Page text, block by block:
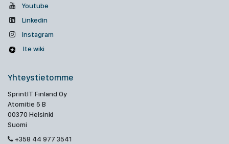
Youtube
Linkedin
Instagram
Ite wiki
Yhteystietomme
SprintIT Finland Oy
Atomitie 5 B
00370 Helsinki
Suomi
+358 44 977 3541